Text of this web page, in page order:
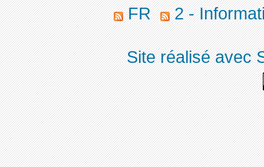
FR
2 -
Site réalisé avec